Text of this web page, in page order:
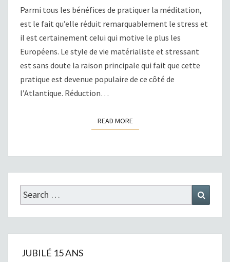
Parmi tous les bénéfices de pratiquer la méditation,
est le fait qu’elle réduit remarquablement le stress et
il est certainement celui qui motive le plus les
Européens. Le style de vie matérialiste et stressant
est sans doute la raison principale qui fait que cette
pratique est devenue populaire de ce côté de
l’Atlantique. Réduction…
READ MOREREAD MORE
Search
for:
JUBILÉ 15 ANS